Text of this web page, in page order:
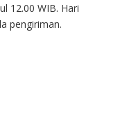
12.00 WIB. Hari
pengiriman.